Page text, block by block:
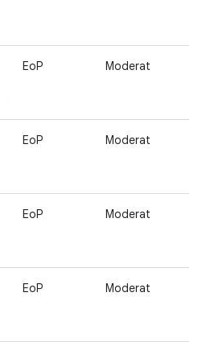
EoP Moderat
EoP Moderat
EoP Moderat
EoP Moderat